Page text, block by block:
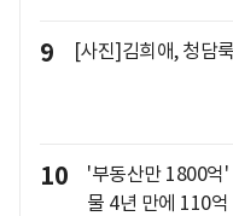
9 [사진]김희애, 청담
10
'부동산만 1800억'
물 4년 만에 110